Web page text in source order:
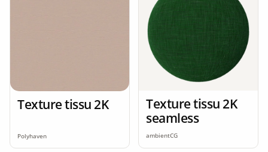
Texture tissu 2K
Polyhaven
Texture tissu 2K
seamless
ambientCG